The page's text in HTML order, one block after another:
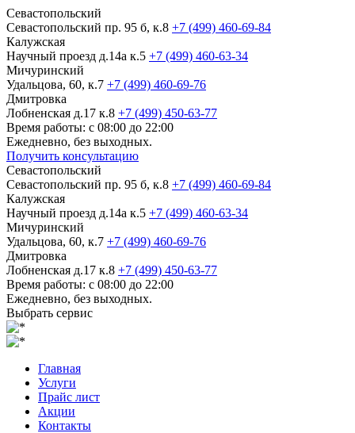
Севастопольский
Севастопольский пр. 95 б, к.8 +7 (499) 460-69-84
Калужская
Научный проезд д.14а к.5 +7 (499) 460-63-34
Мичуринский
Удальцова, 60, к.7 +7 (499) 460-69-76
Дмитровка
Лобненская д.17 к.8 +7 (499) 450-63-77
Время работы: с 08:00 до 22:00
Ежедневно, без выходных.
Получить консультацию
Севастопольский
Севастопольский пр. 95 б, к.8 +7 (499) 460-69-84
Калужская
Научный проезд д.14а к.5 +7 (499) 460-63-34
Мичуринский
Удальцова, 60, к.7 +7 (499) 460-69-76
Дмитровка
Лобненская д.17 к.8 +7 (499) 450-63-77
Время работы: с 08:00 до 22:00
Ежедневно, без выходных.
Выбрать сервис
Главная
Услуги
Прайс лист
Акции
Контакты